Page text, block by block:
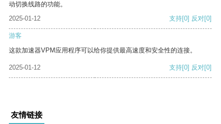
动切换线路的功能。
2025-01-12
支持[0] 反对[0]
游客
这款加速器VPM应用程序可以给你提供最高速度和安全性的连接。
2025-01-12 支持[0] 反对[0]
友情链接